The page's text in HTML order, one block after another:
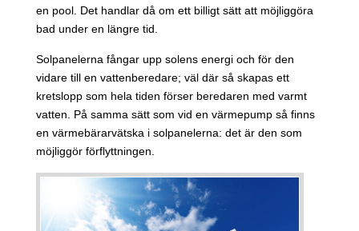
en pool. Det handlar då om ett billigt sätt att möjliggöra
bad under en längre tid.
Solpanelerna fångar upp solens energi och för den
vidare till en vattenberedare; väl där så skapas ett
kretslopp som hela tiden förser beredaren med varmt
vatten. På samma sätt som vid en värmepump så finns
en värmebärarvätska i solpanelerna: det är den som
möjliggör förflyttningen.